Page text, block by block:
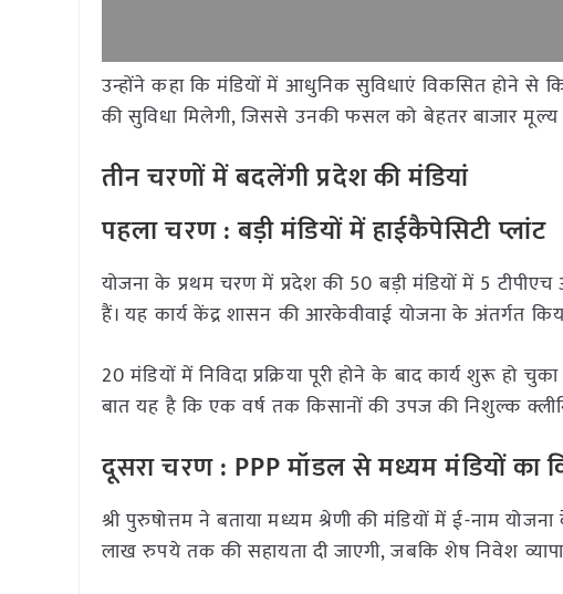
उन्होंने कहा कि मंडियों में आधुनिक सुविधाएं विकसित होने से
की सुविधा मिलेगी, जिससे उनकी फसल को बेहतर बाजार मूल्य
तीन चरणों में बदलेंगी प्रदेश की मंडियां
पहला चरण : बड़ी मंडियों में हाईकैपेसिटी प्लांट
योजना के प्रथम चरण में प्रदेश की 50 बड़ी मंडियों में 5
हैं। यह कार्य केंद्र शासन की आरकेवीवाई योजना के अंतर्गत
20 मंडियों में निविदा प्रक्रिया पूरी होने के बाद कार्य शुरू हो
बात यह है कि एक वर्ष तक किसानों की उपज की निशुल्क
दूसरा चरण : PPP मॉडल से मध्यम मंडियों का
श्री पुरुषोत्तम ने बताया मध्यम श्रेणी की मंडियों में ई-नाम
लाख रुपये तक की सहायता दी जाएगी, जबकि शेष निवेश व्यापारी